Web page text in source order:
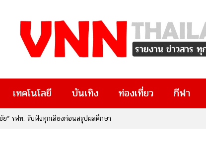
เทคโนโลยี บันเทิง ท่องเที่ยว กีฬา
รฟท. รับฟังทุกเสียงก่อนสรุปผลศึกษา
รณ ภูมิแสน” เปิดกาล่าพรีเมียร์สุดอบอุ่น ถ่ายทอดพลังของภาษา…ที่เปลี่ยนชีวิต